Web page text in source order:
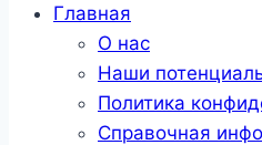
Главная
О нас
Наши
Политика
Справочная